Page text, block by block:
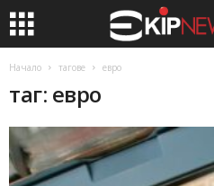
Начало тагове евро
таг: евро